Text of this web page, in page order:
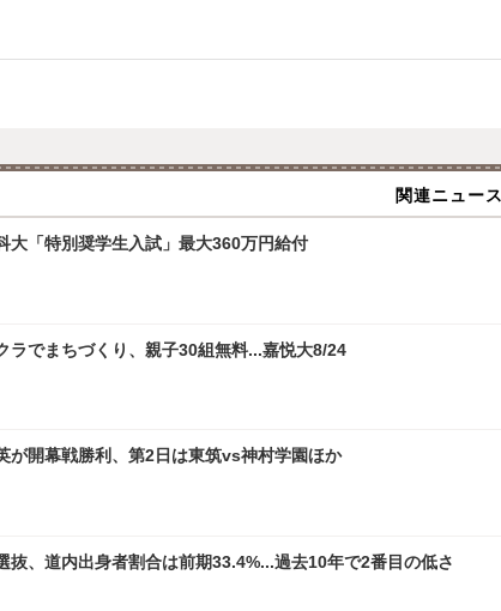
関連ニュース
大「特別奨学生入試」最大360万円給付
ラでまちづくり、親子30組無料...嘉悦大8/24
が開幕戦勝利、第2日は東筑vs神村学園ほか
抜、道内出身者割合は前期33.4%...過去10年で2番目の低さ